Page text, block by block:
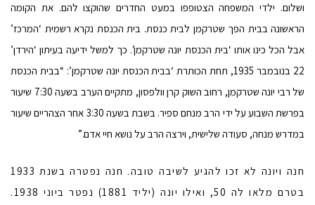
ושלום. ילדי המשפחה הצטופפו במעט החדרים שהוקצו להם. את הקומה
הראשונה בבית הפך שטרקמן לבית כנסת. בית הכנסת נקרא רשמית ‘המרכז’
אבל הכל כינו אותו ‘בית הכנסת יונה שטרקמן’. כך למשל ידיעה בעיתון ‘הירדן’
22 בנובמבר 1935, תחת הכותרת ‘בבית הכנסת יונה שטרקמן’: “בבית הכנסת
של רבי יונה שטרקמן, רחוב השוק קרן וולפסון, מתקיים הערב בשעה 7:30 שיעור
בפרשת השבוע על ידי הרב מנחם ספיר. בשבת בשעה 3:30 אחר הצהריים שיעור
במדרש מנחה, סעודה שלישית, וירצה הרב על נושא חיי אדם.”
חנה ויונה לא זכו להגיע לשיבה טובה. חנה נפטרה בשנת 1933
בטרם מלאו לה 50, ואילו יונה (יליד 1881) נפטר ביוני 1938.